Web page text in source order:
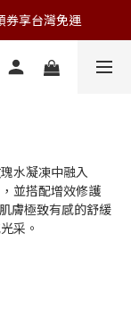
券享台灣免運
券享台灣免運
)
水凝凍中融入
並搭配增效修護
膚極致有感的舒緩
采。